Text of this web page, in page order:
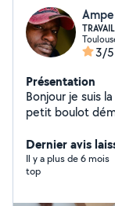
3/5
Présentation
Bonjour je suis
petit boulot
tous .
Dernier avis
Il y a plus de 6 mois
top